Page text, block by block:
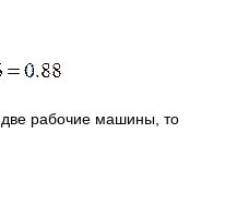
рабочие машины, то